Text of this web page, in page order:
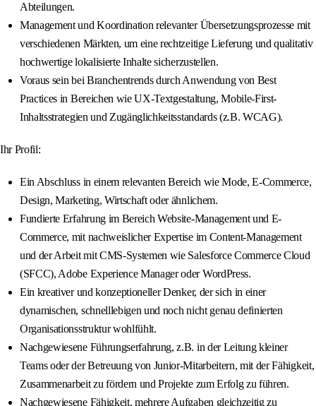
Abteilungen.
Management und Koordination relevanter Übersetzungsprozesse mit
verschiedenen Märkten, um eine rechtzeitige Lieferung und qualitativ
hochwertige lokalisierte Inhalte sicherzustellen.
Voraus sein bei Branchentrends durch Anwendung von Best
Practices in Bereichen wie UX-Textgestaltung, Mobile-First-
Inhaltsstrategien und Zugänglichkeitsstandards (z.B. WCAG).
Ihr Profil:
Ein Abschluss in einem relevanten Bereich wie Mode, E-Commerce,
Design, Marketing, Wirtschaft oder ähnlichem.
Fundierte Erfahrung im Bereich Website-Management und E-
Commerce, mit nachweislicher Expertise im Content-Management
und der Arbeit mit CMS-Systemen wie Salesforce Commerce Cloud
(SFCC), Adobe Experience Manager oder WordPress.
Ein kreativer und konzeptioneller Denker, der sich in einer
dynamischen, schnelllebigen und noch nicht genau definierten
Organisationsstruktur wohlfühlt.
Nachgewiesene Führungserfahrung, z.B. in der Leitung kleiner
Teams oder der Betreuung von Junior-Mitarbeitern, mit der Fähigkeit,
Zusammenarbeit zu fördern und Projekte zum Erfolg zu führen.
Nachgewiesene Fähigkeit, mehrere Aufgaben gleichzeitig zu